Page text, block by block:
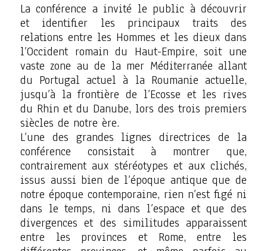
La conférence a invité le public à découvrir
et identifier les principaux traits des
relations entre les Hommes et les dieux dans
l’Occident romain du Haut-Empire, soit une
vaste zone au de la mer Méditerranée allant
du Portugal actuel à la Roumanie actuelle,
jusqu’à la frontière de l’Ecosse et les rives
du Rhin et du Danube, lors des trois premiers
siècles de notre ère.
L’une des grandes lignes directrices de la
conférence consistait à montrer que,
contrairement aux stéréotypes et aux clichés,
issus aussi bien de l’époque antique que de
notre époque contemporaine, rien n’est figé ni
dans le temps, ni dans l’espace et que des
divergences et des similitudes apparaissent
entre les provinces et Rome, entre les